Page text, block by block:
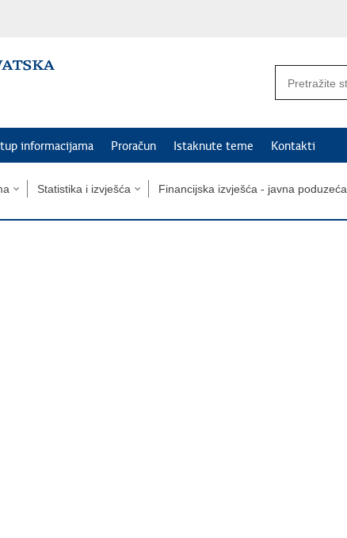
informacijama Proračun Istaknute teme Kontakti
Statistika i izvješća Financijska izvješća - javna poduzeća